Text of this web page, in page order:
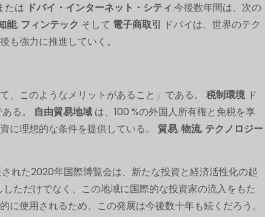
たは ドバイ・インターネット・シティ.今後数年間は、次の
能, フィンテック そして 電子商取引 ドバイは、世界のテク
も強力に推進していく。
、このようなメリットがあること」である。 税制環境ド
る。 自由貿易地域 は、100 %の外国人所有権と免税を享
に理想的な条件を提供している。 貿易,物流, テクノロジー
れた2020年国際博覧会は、新たな投資と経済活性化の起
ただけでなく、この地域に国際的な投資家の流入をもた
使用されるため、この発展は今後数十年も続くだろう。